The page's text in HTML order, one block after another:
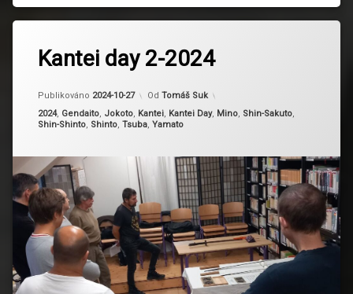
Kantei day 2-2024
Publikováno 2024-10-27
Aktualizováno
Od Tomáš Suk
Kategorie:
2024, Gendaito, Jokoto, Kantei, Kantei Day, Mino, Shin-Sakuto,
Shin-Shinto, Shinto, Tsuba, Yamato
saidanmei